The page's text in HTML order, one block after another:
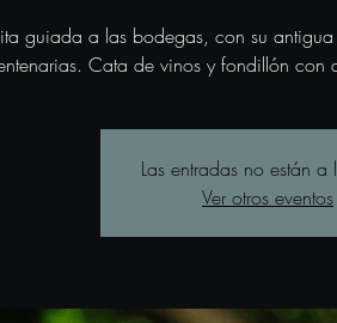
guiada a las bodegas, con su antigua
Cata de vinos y fondillón
Las entradas no están a
Ver otros eventos